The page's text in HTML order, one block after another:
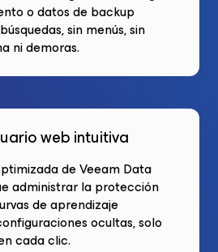
o datos de backup
sin menús, sin
ni demoras.
web intuitiva
de Veeam Data
administrar la protección
de aprendizaje
ocultas, solo
cada clic.